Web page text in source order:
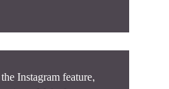
Instagram feature,